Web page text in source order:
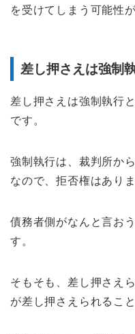
を受けてしまう可能性
差し押さえは強制
差し押さえは強制執行
です。
強制執行は、裁判所か
なので、拒否権はありま
債務者側がなんと言お
す。
そもそも、差し押さえ
が差し押さえられるこ